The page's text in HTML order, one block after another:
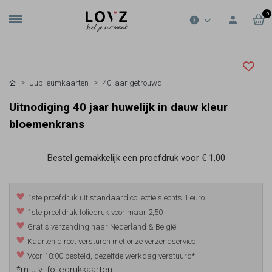
0
Jubileumkaarten 40 jaar getrouwd
Uitnodiging 40 jaar huwelijk in dauw kleur
bloemenkrans
Bestel gemakkelijk een proefdruk voor € 1,00
1ste proefdruk uit standaard collectie slechts 1 euro
1ste proefdruk foliedruk voor maar 2,50
Gratis verzending naar Nederland & België
Kaarten direct versturen met onze verzendservice
Voor 18:00 besteld, dezelfde werkdag verstuurd*
*m.u.v. foliedrukkaarten